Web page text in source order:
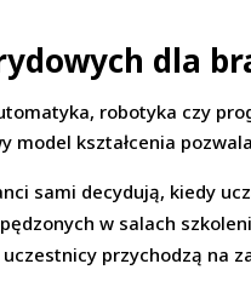
dla
robotyka czy
model kształcenia
sami decydują, kiedy
w salach
uczestnicy przychodzą na